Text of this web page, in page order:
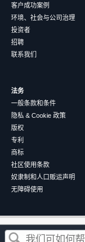
这篇文章对您有帮助吗
客户成功案例
环境、社会与公司治理
投资者
招聘
联系我们
法务
一般条款和条件
隐私 & Cookie 政策
版权
专利
商标
社区使用条款
奴隶制和人口贩运声明
无障碍使用
©2026NetApp